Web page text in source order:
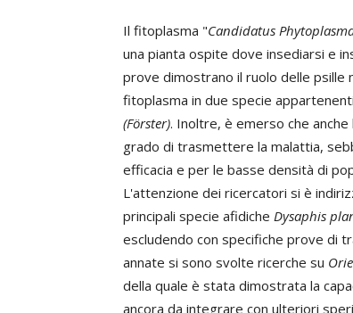
Il fitoplasma "Candidatus
una pianta ospite dove insediarsi e
prove dimostrano il ruolo delle psille
fitoplasma in due specie
(Förster). Inoltre, è emerso che anche
grado di trasmettere la malattia,
efficacia e per le basse densità di
L'attenzione dei ricercatori si è
principali specie afidiche Dysaphis
escludendo con specifiche prove di
annate si sono svolte ricerche su
della quale è stata dimostrata la
ancora da integrare con ulteriori